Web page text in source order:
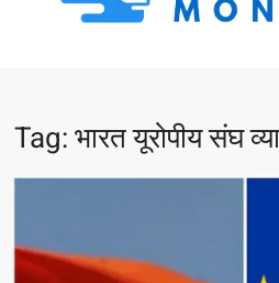
Tag:भारत यूरोपीय संघ